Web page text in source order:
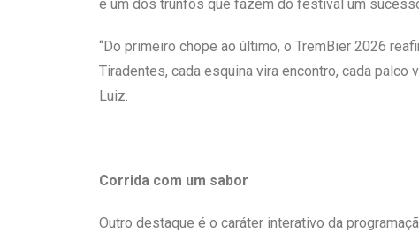
é um dos trunfos que fazem do festival um
“Do primeiro chope ao último, o TremBier 2026
Tiradentes, cada esquina vira encontro, cada palco
Luiz.
Corrida com um sabor
Outro destaque é o caráter interativo da